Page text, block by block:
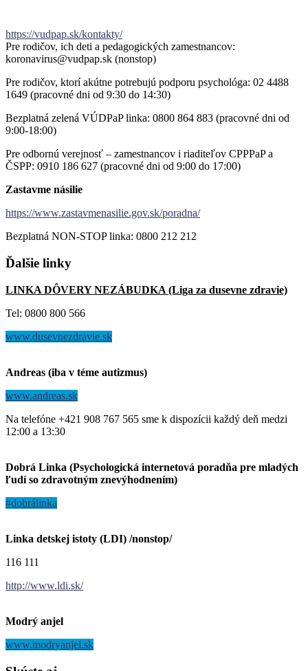
https://vudpap.sk/kontakty/
Pre rodičov, ich deti a pedagogických zamestnancov:
koronavirus@vudpap.sk (nonstop)
Pre rodičov, ktorí akútne potrebujú podporu psychológa: 02 4488
1649 (pracovné dni od 9:30 do 14:30)
Bezplatná zelená VÚDPaP linka: 0800 864 883 (pracovné dni od
9:00-18:00)
Pre odbornú verejnosť – zamestnancov i riaditeľov CPPPaP a
ČSPP: 0910 186 627 (pracovné dni od 9:00 do 17:00)
Zastavme násilie
https://www.zastavmenasilie.gov.sk/poradna/
Bezplatná NON-STOP linka: 0800 212 212
Ďalšie linky
LINKA DÔVERY NEZÁBUDKA (Liga za dusevne zdravie)
Tel: 0800 800 566
www.dusevnezdravie.sk
Andreas (iba v téme autizmus)
www.andreas.sk
Na telefóne +421 908 767 565 sme k dispozícii každý deň medzi
12:00 a 13:30
Dobrá Linka (Psychologická internetová poradňa pre mladých
ľudí so zdravotným znevýhodnením)
#dobrálinka
Linka detskej istoty (LDI) /nonstop/
116 111
http://www.ldi.sk/
Modrý anjel
www.modryanjel.sk